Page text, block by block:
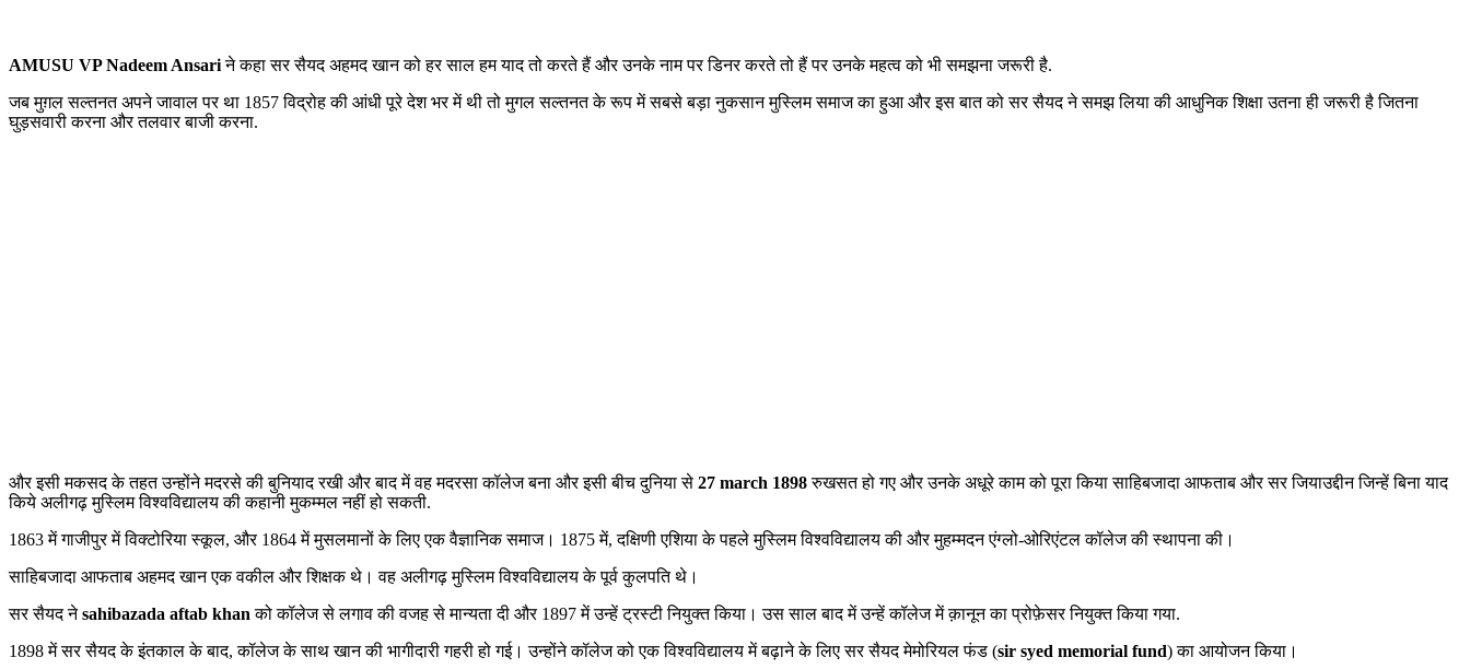
AMUSU VP Nadeem Ansariने कहा सर सैयद अहमद खान को हर साल हम याद तो करते हैं और उनके नाम पर डिनर करते तो हैं पर उनके महत्व को भी समझना जरूरी है.
जब मुग़ल सल्तनत अपने जावाल पर था 1857 विद्रोह की आंधी पूरे देश भर में थी तो मुगल सल्तनत के रूप में सबसे बड़ा नुकसान मुस्लिम समाज का हुआ और इस बात को सर सैयद ने समझ लिया की आधुनिक शिक्षा उतना ही जरूरी है जितना
घुड़सवारी करना और तलवार बाजी करना.
और इसी मकसद के तहत उन्होंने मदरसे की बुनियाद रखी और बाद में वह मदरसा कॉलेज बना और इसी बीच दुनिया से 27 march 1898रुखसत हो गए और उनके अधूरे काम को पूरा किया साहिबजादा आफताब और सर जियाउद्दीन जिन्हें बिना याद
किये अलीगढ़ मुस्लिम विश्वविद्यालय की कहानी मुकम्मल नहीं हो सकती.
1863 में गाजीपुर में विक्टोरिया स्कूल, और 1864 में मुसलमानों के लिए एक वैज्ञानिक समाज। 1875 में, दक्षिणी एशिया के पहले मुस्लिम विश्वविद्यालय की और मुहम्मदन एंग्लो-ओरिएंटल कॉलेज की स्थापना की।
साहिबजादा आफताब अहमद खान एक वकील और शिक्षक थे। वह अलीगढ़ मुस्लिम विश्वविद्यालय के पूर्व कुलपति थे।
सर सैयद नेsahibazada aftab khan को कॉलेज से लगाव की वजह से मान्यता दी और 1897 में उन्हें ट्रस्टी नियुक्त किया। उस साल बाद में उन्हें कॉलेज में क़ानून का प्रोफ़ेसर नियुक्त किया गया.
1898 में सर सैयद के इंतकाल के बाद, कॉलेज के साथ खान की भागीदारी गहरी हो गई। उन्होंने कॉलेज को एक विश्वविद्यालय में बढ़ाने के लिए सर सैयद मेमोरियल फंड (sir syed memorial fund) का आयोजन किया।